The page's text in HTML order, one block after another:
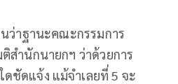
ว่าฐานะคณะกรรมการ
สำนักนายกฯ ว่าด้วยการ
ชัดแจ้ง แม้จำเลยที่ 5 จะ